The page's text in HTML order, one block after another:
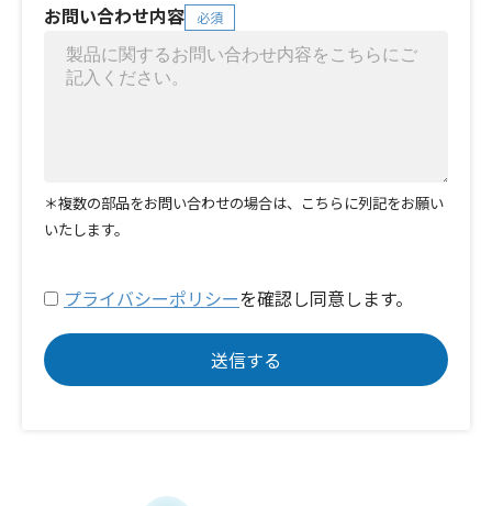
お問い合わせ内容
必須
＊複数の部品をお問い合わせの場合は、こちらに列記をお願い
いたします。
プライバシーポリシーを確認し同意します。